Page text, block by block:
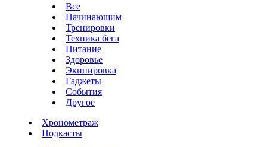
Все
Начинающим
Тренировки
Техника бега
Питание
Здоровье
Экипировка
Гаджеты
События
Другое
Хронометраж
Подкасты